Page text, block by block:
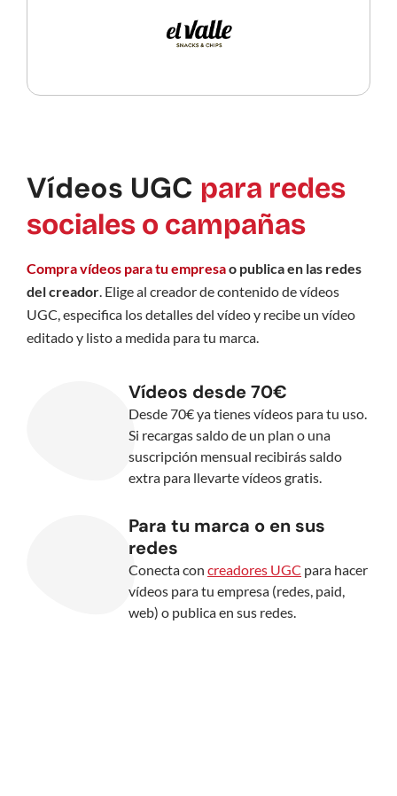
Vídeos UGC para redes
sociales o campañas
Compra vídeos para tu empresao publica en las redes
del creador. Elige al creador de contenido de vídeos
UGC, especifica los detalles del vídeo y recibe un vídeo
editado y listo a medida para tu marca.
Vídeos desde 70€
Desde 70€ ya tienes vídeos para tu uso.
Si recargas saldo de un plan o una
suscripción mensual recibirás saldo
extra para llevarte vídeos gratis.
Para tu marca o en sus
redes
Conecta con creadores UGC para hacer
vídeos para tu empresa (redes, paid,
web) o publica en sus redes.